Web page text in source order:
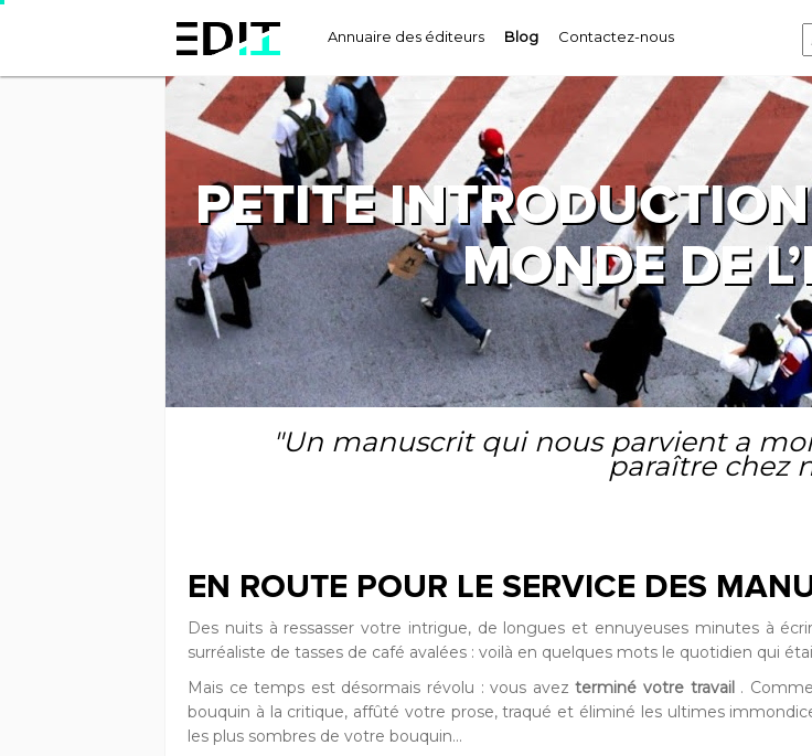
Annuaire des éditeurs Blog Contactez-nous
PETITE
MONDE DE
"Un manuscrit qui nous parvient a
paraître chez
EN ROUTE POUR LE SERVICE DES
Des nuits à ressasser votre intrigue, de longues et ennuyeuses minutes à
surréaliste de tasses de café avalées : voilà en quelques mots le quotidien qui
Mais ce temps est désormais révolu : vous avezterminé votre travail .
bouquin à la critique, affûté votre prose, traqué et éliminé les ultimes
les plus sombres de votre bouquin...